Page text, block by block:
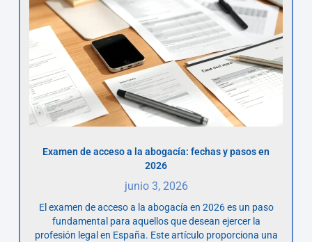
Examen de acceso a la abogacía: fechas y pasos en
2026
junio 3, 2026
El examen de acceso a la abogacía en 2026 es un paso
fundamental para aquellos que desean ejercer la
profesión legal en España. Este artículo proporciona una